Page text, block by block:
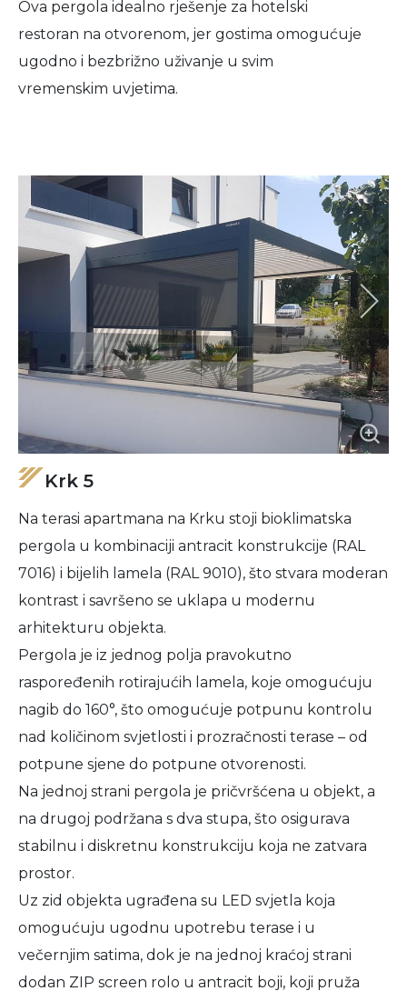
Ova pergola idealno rješenje za hotelski
restoran na otvorenom, jer gostima omogućuje
ugodno i bezbrižno uživanje u svim
vremenskim uvjetima.
Krk 5
Na terasi apartmana na Krku stoji bioklimatska
pergola u kombinaciji antracit konstrukcije (RAL
7016) i bijelih lamela (RAL 9010), što stvara moderan
kontrast i savršeno se uklapa u modernu
arhitekturu objekta.
Pergola je iz jednog polja pravokutno
raspoređenih rotirajućih lamela, koje omogućuju
nagib do 160°, što omogućuje potpunu kontrolu
nad količinom svjetlosti i prozračnosti terase – od
potpune sjene do potpune otvorenosti.
Na jednoj strani pergola je pričvršćena u objekt, a
na drugoj podržana s dva stupa, što osigurava
stabilnu i diskretnu konstrukciju koja ne zatvara
prostor.
Uz zid objekta ugrađena su LED svjetla koja
omogućuju ugodnu upotrebu terase i u
večernjim satima, dok je na jednoj kraćoj strani
dodan ZIP screen rolo u antracit boji, koji pruža